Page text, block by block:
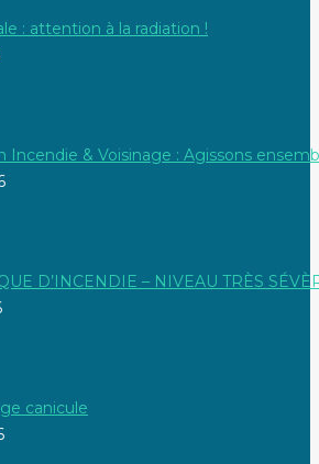
: attention à la radiation !
Incendie & Voisinage : Agissons
D’INCENDIE – NIVEAU TRÈS
canicule